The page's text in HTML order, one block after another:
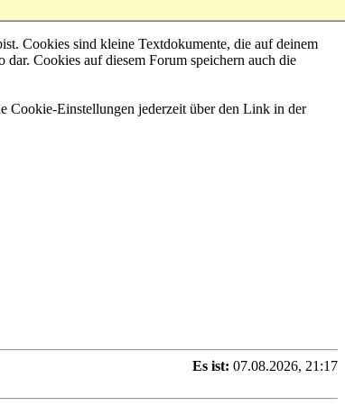
Cookies sind kleine Textdokumente, die auf deinem
Cookies auf diesem Forum speichern auch die
Cookie-Einstellungen jederzeit über den Link in der
Es ist: 07.08.2026, 21:17